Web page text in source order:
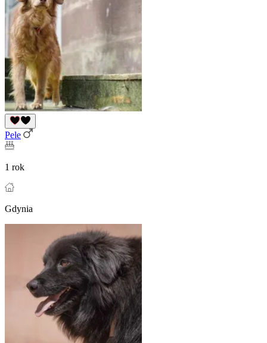
Pele
1 rok
Gdynia